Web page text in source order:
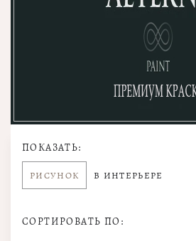
ПОКАЗАТЬ:
РИСУНОК В ИНТЕРЬЕРЕ
СОРТИРОВАТЬ ПО: